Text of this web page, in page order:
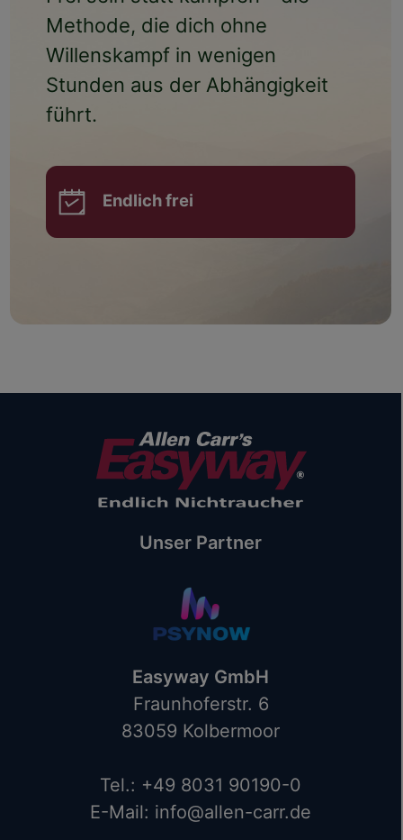
Methode, die dich ohne
Willenskampf in wenigen
Stunden aus der Abhängigkeit
führt.
Endlich frei
Unser Partner
Easyway GmbH
Fraunhoferstr. 6
83059 Kolbermoor
Tel.: +49 8031 90190-0
E-Mail: info@allen-carr.de